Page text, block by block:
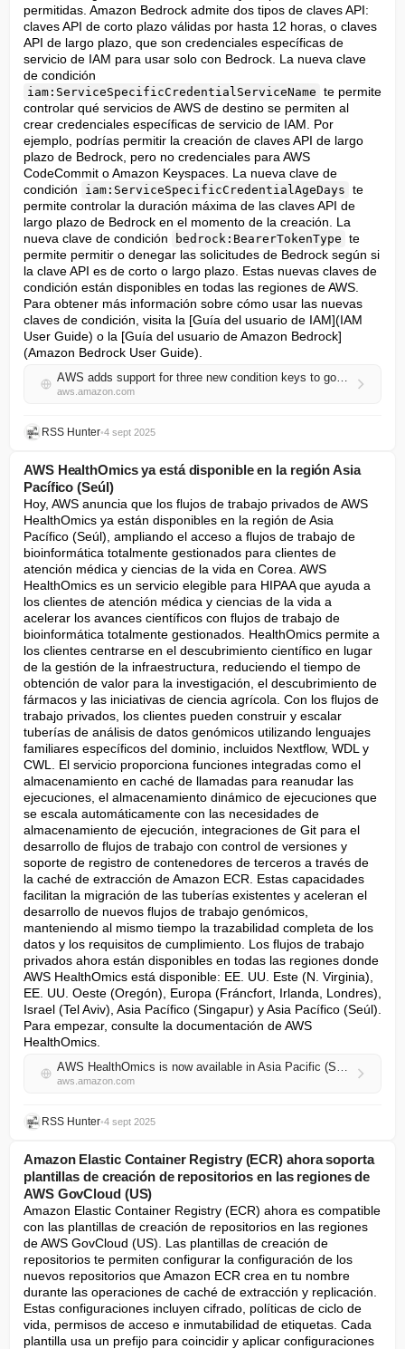
permitidas. Amazon Bedrock admite dos tipos de claves API:
claves API de corto plazo válidas por hasta 12 horas, o claves
API de largo plazo, que son credenciales específicas de
servicio de IAM para usar solo con Bedrock. La nueva clave
iam:ServiceSpecificCredentialServiceName te permite
controlar qué servicios de AWS de destino se permiten al
crear credenciales específicas de servicio de IAM. Por
ejemplo, podrías permitir la creación de claves API de largo
plazo de Bedrock, pero no credenciales para AWS
CodeCommit o Amazon Keyspaces. La nueva clave de
condición
iam:ServiceSpecificCredentialAgeDays te
permite controlar la duración máxima de las claves API de
largo plazo de Bedrock en el momento de la creación. La
nueva clave de condición
bedrock:BearerTokenType te
permite permitir o denegar las solicitudes de Bedrock según si
la clave API es de corto o largo plazo. Estas nuevas claves de
condición están disponibles en todas las regiones de AWS.
Para obtener más información sobre cómo usar las nuevas
claves de condición, visita la [Guía del usuario de IAM](IAM
User Guide) o la [Guía del usuario de Amazon Bedrock]
(Amazon Bedrock User Guide).
AWS adds support for three new condition keys to govern API keys for Amazon Bedrock
aws.amazon.com
RSS Hunter•4 sept 2025
AWS HealthOmics ya está disponible en la región Asia
Pacífico (Seúl)
Hoy, AWS anuncia que los flujos de trabajo privados de AWS
HealthOmics ya están disponibles en la región de Asia
Pacífico (Seúl), ampliando el acceso a flujos de trabajo de
bioinformática totalmente gestionados para clientes de
atención médica y ciencias de la vida en Corea. AWS
HealthOmics es un servicio elegible para HIPAA que ayuda a
los clientes de atención médica y ciencias de la vida a
acelerar los avances científicos con flujos de trabajo de
bioinformática totalmente gestionados. HealthOmics permite a
los clientes centrarse en el descubrimiento científico en lugar
de la gestión de la infraestructura, reduciendo el tiempo de
obtención de valor para la investigación, el descubrimiento de
fármacos y las iniciativas de ciencia agrícola. Con los flujos de
trabajo privados, los clientes pueden construir y escalar
tuberías de análisis de datos genómicos utilizando lenguajes
familiares específicos del dominio, incluidos Nextflow, WDL y
CWL. El servicio proporciona funciones integradas como el
almacenamiento en caché de llamadas para reanudar las
ejecuciones, el almacenamiento dinámico de ejecuciones que
se escala automáticamente con las necesidades de
almacenamiento de ejecución, integraciones de Git para el
desarrollo de flujos de trabajo con control de versiones y
soporte de registro de contenedores de terceros a través de
la caché de extracción de Amazon ECR. Estas capacidades
facilitan la migración de las tuberías existentes y aceleran el
desarrollo de nuevos flujos de trabajo genómicos,
manteniendo al mismo tiempo la trazabilidad completa de los
datos y los requisitos de cumplimiento. Los flujos de trabajo
privados ahora están disponibles en todas las regiones donde
AWS HealthOmics está disponible: EE. UU. Este (N. Virginia),
EE. UU. Oeste (Oregón), Europa (Fráncfort, Irlanda, Londres),
Israel (Tel Aviv), Asia Pacífico (Singapur) y Asia Pacífico (Seúl).
Para empezar, consulte la documentación de AWS
HealthOmics.
AWS HealthOmics is now available in Asia Pacific (Seoul) Region
aws.amazon.com
RSS Hunter•4 sept 2025
Amazon Elastic Container Registry (ECR) ahora soporta
plantillas de creación de repositorios en las regiones de
AWS GovCloud (US)
Amazon Elastic Container Registry (ECR) ahora es compatible
con las plantillas de creación de repositorios en las regiones
de AWS GovCloud (US). Las plantillas de creación de
repositorios te permiten configurar la configuración de los
nuevos repositorios que Amazon ECR crea en tu nombre
durante las operaciones de caché de extracción y replicación.
Estas configuraciones incluyen cifrado, políticas de ciclo de
vida, permisos de acceso e inmutabilidad de etiquetas. Cada
plantilla usa un prefijo para coincidir y aplicar configuraciones